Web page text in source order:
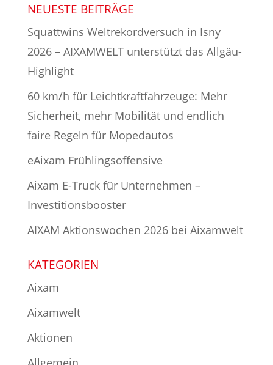
NEUESTE BEITRÄGE
Squattwins Weltrekordversuch in Isny
2026 – AIXAMWELT unterstützt das Allgäu-
Highlight
60 km/h für Leichtkraftfahrzeuge: Mehr
Sicherheit, mehr Mobilität und endlich
faire Regeln für Mopedautos
eAixam Frühlingsoffensive
Aixam E-Truck für Unternehmen –
Investitionsbooster
AIXAM Aktionswochen 2026 bei Aixamwelt
KATEGORIEN
Aixam
Aixamwelt
Aktionen